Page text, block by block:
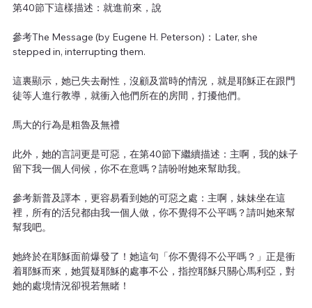
第40節下這樣描述：就進前來，說
參考The Message (by Eugene H. Peterson)：Later, she
stepped in, interrupting them.
這裏顯示，她已失去耐性，沒顧及當時的情況，就是耶穌正在跟門
徒等人進行教導，就衝入他們所在的房間，打擾他們。
馬大的行為是粗魯及無禮
此外，她的言詞更是可惡，在第40節下繼續描述：主啊，我的妹子
留下我一個人伺候，你不在意嗎？請吩咐她來幫助我。
參考新普及譯本，更容易看到她的可惡之處：主啊，妹妹坐在這
裡，所有的活兒都由我一個人做，你不覺得不公平嗎？請叫她來幫
幫我吧。
她終於在耶穌面前爆發了！她這句「你不覺得不公平嗎？」正是衝
着耶穌而來，她質疑耶穌的處事不公，指控耶穌只關心馬利亞，對
她的處境情況卻視若無睹！